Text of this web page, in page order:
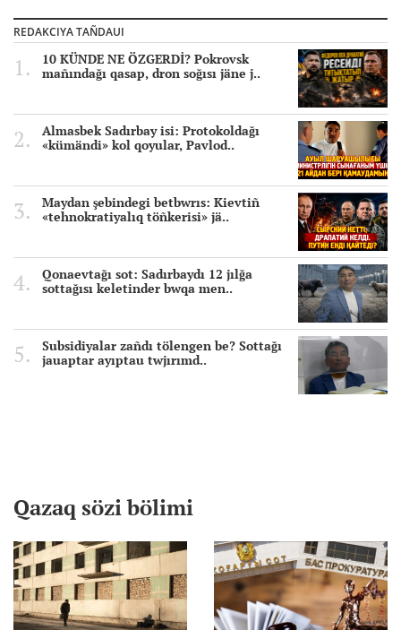
REDAKCIYA TAÑDAUI
10 KÜNDE NE ÖZGERDİ? Pokrovsk
mañındağı qasap, dron soğısı jäne j..
Almasbek Sadırbay isi: Protokoldağı
«kümändi» kol qoyular, Pavlod..
Maydan şebindegi betbwrıs: Kievtiñ
«tehnokratiyalıq töñkerisi» jä..
Qonaevtağı sot: Sadırbaydı 12 jılğa
sottağısı keletinder bwqa men..
Subsidiyalar zañdı tölengen be? Sottağı
jauaptar ayıptau twjırımd..
Qazaq sözi bölimi